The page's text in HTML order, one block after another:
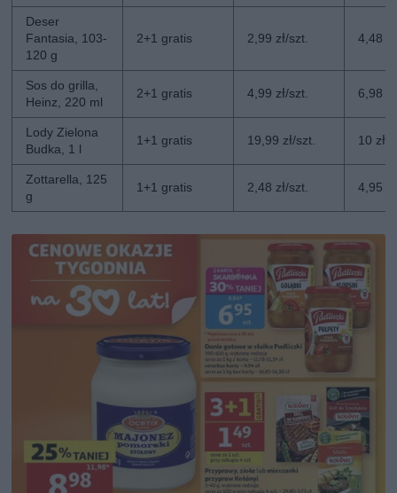
Deser
Fantasia, 103-
120 g
2+1 gratis 2,99 zł/szt. 4,48
Sos do grilla,
Heinz, 220 ml
2+1 gratis 4,99 zł/szt. 6,98
Lody Zielona
Budka, 1 l
1+1 gratis 19,99 zł/szt. 10 zł/
Zottarella, 125
g
1+1 gratis 2,48 zł/szt. 4,95